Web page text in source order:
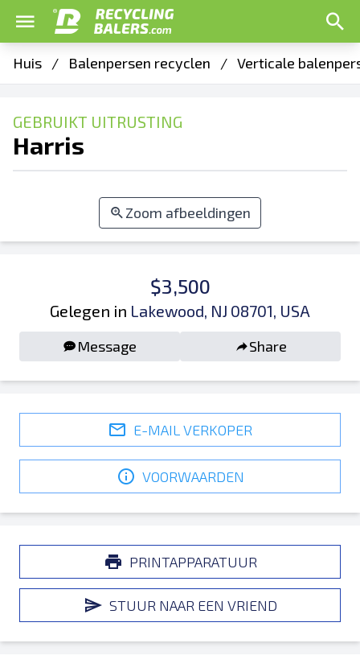
Huis / Balenpersen recyclen / Verticale
GEBRUIKT UITRUSTING
Harris
Zoom afbeeldingen
$3,500
Gelegen in Lakewood, NJ 08701, USA
Message Share
E-MAIL VERKOPER
VOORWAARDEN
PRINTAPPARATUUR
STUUR NAAR EEN VRIEND